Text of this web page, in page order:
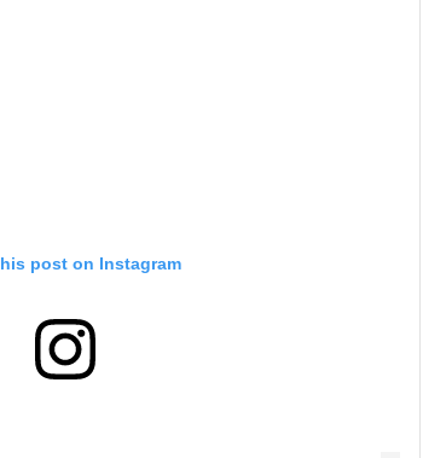
post on Instagram